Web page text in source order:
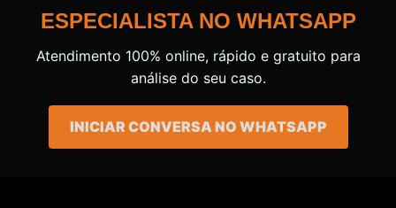
ESPECIALISTA NO WHATSAPP
Atendimento 100% online, rápido e gratuito para
análise do seu caso.
INICIAR CONVERSA NO WHATSAPP